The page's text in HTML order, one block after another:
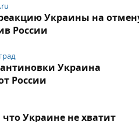
Украины на
России
Украина
России
Украине не хватит